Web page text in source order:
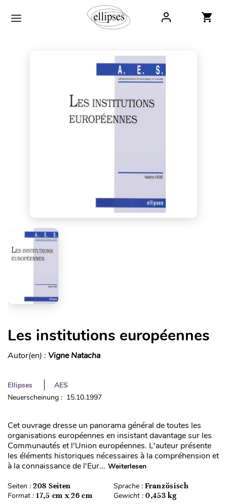
Les institutions européennes
Autor(en) : Vigne Natacha
Ellipses
AES
Neuerscheinung : 15.10.1997
Cet ouvrage dresse un panorama général de toutes les
organisations européennes en insistant davantage sur les
Communautés et l'Union européennes. L'auteur présente
les éléments historiques nécessaires à la compréhension et
à la connaissance de l'Eur... Weiterlesen
Seiten : 208 Seiten Sprache : Französisch
Format : 17,5 cm x 26 cm Gewicht : 0,453 kg